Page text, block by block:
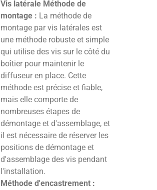
Vis latérale Méthode de
montage : La méthode de
montage par vis latérales est
une méthode robuste et simple
qui utilise des vis sur le côté du
boîtier pour maintenir le
diffuseur en place. Cette
méthode est précise et fiable,
mais elle comporte de
nombreuses étapes de
démontage et d'assemblage, et
il est nécessaire de réserver les
positions de démontage et
d'assemblage des vis pendant
l'installation.
Méthode d'encastrement :